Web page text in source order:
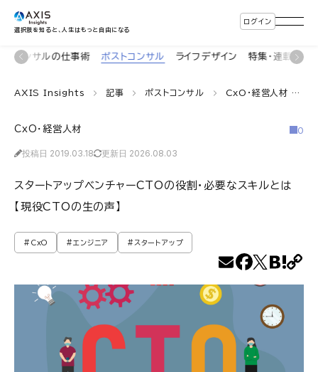
選択肢を知ると、人生はもっと自由になる
ログイン
コンサルの仕事術 ポストコンサル ライフデザイン 特集・連載 イ
AXIS Insights 記事 ポストコンサル CxO・経営人材
CxO・経営人材
投稿日 2019.03.18 更新日 2026.08.03
0
スタートアップベンチャーCTOの役割・必要なスキルとは
【現役CTOの生の声】
#CxO #エンジニア #スタートアップ